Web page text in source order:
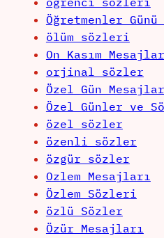
Öğretmenler
ölüm sözleri
On Kasım
orjinal sözler
Özel Gün
Özel Günler ve
özel sözler
özenli sözler
özgür sözler
Ozlem Mesajları
Özlem Sözleri
özlü Sözler
Özür Mesajları